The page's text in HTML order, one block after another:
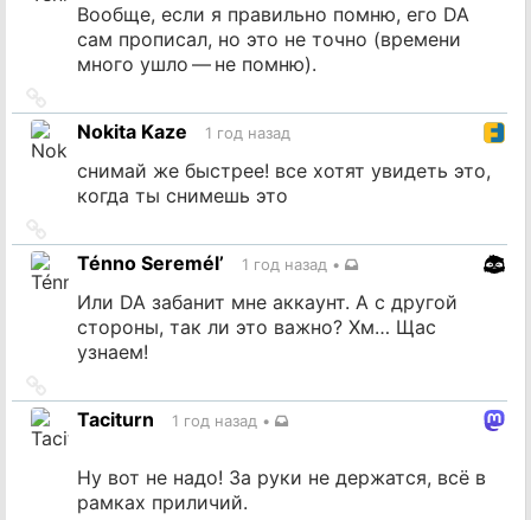
Вообще, если я правильно помню, его DA
сам прописал, но это не точно (времени
много ушло — не помню).
на
источник
Nokita Kaze 1 год назад
снимай же быстрее! все хотят увидеть это,
когда ты снимешь это
на
источник
Ténno Seremél’ 1 год назад •
Или DA забанит мне аккаунт. А с другой
стороны, так ли это важно? Хм… Щас
узнаем!
на
источник
Taciturn 1 год назад •
Ну вот не надо! За руки не держатся, всё в
рамках приличий.